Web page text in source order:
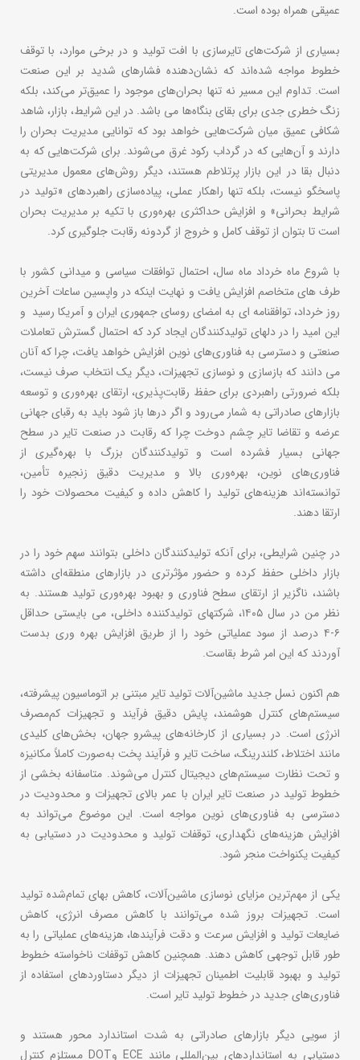
عمیقی همراه بوده است.
بسیاری از شرکت‌های تایرسازی با افت تولید و در برخی موارد، با توقف
خطوط مواجه شده‌اند که نشان‌دهنده فشارهای شدید بر این صنعت
است. تداوم این مسیر نه‌ تنها بحران‌های موجود را عمیق‌تر می‌کند، بلکه
زنگ خطری جدی برای بقای بنگاه‌ها می باشد. در این شرایط، بازار، شاهد
شکافی عمیق میان شرکت‌هایی خواهد بود که توانایی مدیریت بحران را
دارند و آن‌هایی که در گرداب رکود غرق می‌شوند. برای شرکت‌هایی که به
دنبال بقا در این بازار پرتلاطم هستند، دیگر روش‌های معمول مدیریتی
پاسخگو نیست، بلکه تنها راهکار عملی، پیاده‌سازی راهبردهای «تولید در
شرایط بحرانی» و افزایش حداکثری بهره‌وری با تکیه بر مدیریت بحران
است تا بتوان از توقف کامل و خروج از گردونه رقابت جلوگیری کرد.
با شروع ماه خرداد ماه سال، احتمال توافقات سیاسی و میدانی کشور با
طرف های متخاصم افزایش ‌یافت و نهایت اینکه در واپسین ساعات آخرین
روز خرداد، توافقنامه ای به امضای روسای جمهوری ایران و آمریکا رسید و
این امید را در دلهای تولیدکنندگان ایجاد کرد که احتمال گسترش تعاملات
صنعتی و دسترسی به فناوری‌های نوین افزایش خواهد یافت، چرا که آنان
می دانند که بازسازی و نوسازی تجهیزات، دیگر یک انتخاب صرف نیست،
بلکه ضرورتی راهبردی برای حفظ رقابت‌پذیری، ارتقای بهره‌وری و توسعه
بازارهای صادراتی به شمار می‌رود و اگر درها باز شود باید به رقبای جهانی
عرضه و تقاضا تایر چشم دوخت چرا که رقابت در صنعت تایر در سطح
جهانی بسیار فشرده است و تولیدکنندگان بزرگ با بهره‌گیری از
فناوری‌های نوین، بهره‌وری بالا و مدیریت دقیق زنجیره تأمین،
توانسته‌اند هزینه‌های تولید را کاهش داده و کیفیت محصولات خود را
ارتقا دهند.
در چنین شرایطی، برای آنکه تولیدکنندگان داخلی بتوانند سهم خود را در
بازار داخلی حفظ کرده و حضور مؤثرتری در بازارهای منطقه‌ای داشته
باشند، ناگزیر از ارتقای سطح فناوری و بهبود بهره‌وری تولید هستند. به
نظر من در سال ۱۴۰۵، شرکتهای تولیدکننده داخلی، می بایستی حداقل
۶-۴ درصد از سود عملیاتی خود را از طریق افزایش بهره وری بدست
آوردند که این امر شرط بقاست.
هم اکنون نسل جدید ماشین‌آلات تولید تایر مبتنی بر اتوماسیون پیشرفته،
سیستم‌های کنترل هوشمند، پایش دقیق فرآیند و تجهیزات کم‌مصرف
انرژی است. در بسیاری از کارخانه‌های پیشرو جهان، بخش‌های کلیدی
مانند اختلاط، کلندرینگ، ساخت تایر و فرآیند پخت به‌صورت کاملاً مکانیزه
و تحت نظارت سیستم‌های دیجیتال کنترل می‌شوند. متاسفانه بخشی از
خطوط تولید در صنعت تایر ایران با عمر بالای تجهیزات و محدودیت در
دسترسی به فناوری‌های نوین مواجه است. این موضوع می‌تواند به
افزایش هزینه‌های نگهداری، توقفات تولید و محدودیت در دستیابی به
کیفیت یکنواخت منجر شود.
یکی از مهم‌ترین مزایای نوسازی ماشین‌آلات، کاهش بهای تمام‌شده تولید
است. تجهیزات بروز شده می‌توانند با کاهش مصرف انرژی، کاهش
ضایعات تولید و افزایش سرعت و دقت فرآیندها، هزینه‌های عملیاتی را به
طور قابل توجهی کاهش دهند. همچنین کاهش توقفات ناخواسته خطوط
تولید و بهبود قابلیت اطمینان تجهیزات از دیگر دستاوردهای استفاده از
فناوری‌های جدید در خطوط تولید تایر است.
از سویی دیگر بازارهای صادراتی به شدت استاندارد محور هستند و
دستیابی به استانداردهای بین‌المللی مانند ECE وDOT مستلزم کنترل